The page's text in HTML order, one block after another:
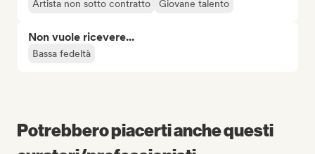
Artista non sotto contratto
Giovane talento
Non vuole ricevere...
Bassa fedeltà
Potrebbero piacerti anche questi